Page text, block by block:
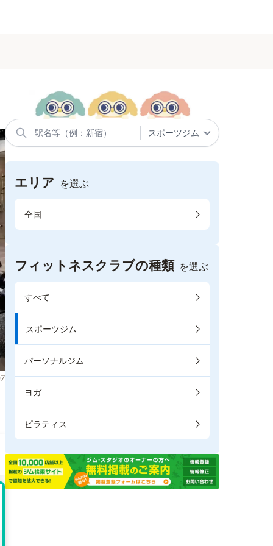
エリア を選ぶ
全国
フィットネスクラブの種類 を選ぶ
すべて
スポーツジム
パーソナルジム
ヨガ
ピラティス